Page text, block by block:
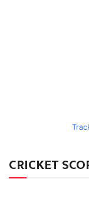
CRICKET